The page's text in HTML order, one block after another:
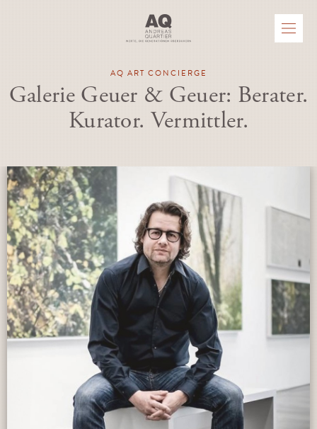
AQ ART CONCIERGE
Galerie Geuer & Geuer: Berater.
Kurator. Vermittler.